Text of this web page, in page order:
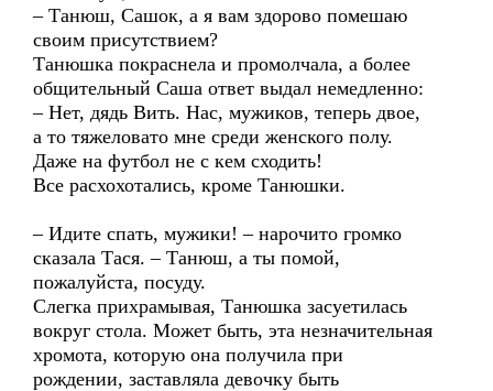
– Танюш, Сашок, а я вам здорово помешаю
своим присутствием?
Танюшка покраснела и промолчала, а более
общительный Саша ответ выдал немедленно:
– Нет, дядь Вить. Нас, мужиков, теперь двое,
а то тяжеловато мне среди женского полу.
Даже на футбол не с кем сходить!
Все расхохотались, кроме Танюшки.
– Идите спать, мужики! – нарочито громко
сказала Тася. – Танюш, а ты помой,
пожалуйста, посуду.
Слегка прихрамывая, Танюшка засуетилась
вокруг стола. Может быть, эта незначительная
хромота, которую она получила при
рождении, заставляла девочку быть